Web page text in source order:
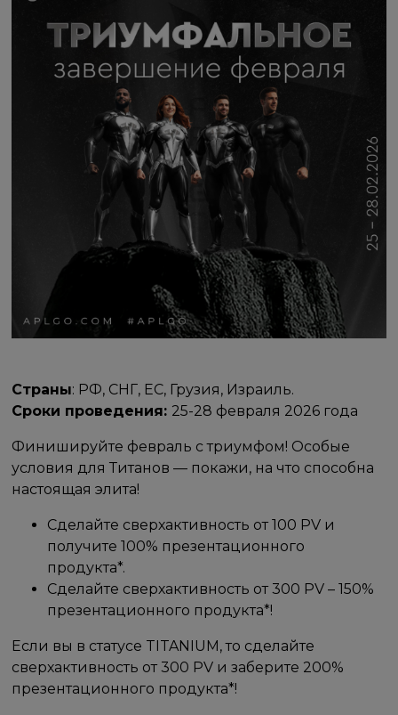
Страны: РФ, СНГ, ЕС, Грузия, Израиль.
Сроки проведения: 25-28 февраля 2026 года
Финишируйте февраль с триумфом! Особые
условия для Титанов — покажи, на что способна
настоящая элита!
Сделайте сверхактивность от 100 PV и
получите 100% презентационного
продукта*.
Сделайте сверхактивность от 300 PV – 150%
презентационного продукта*!
Если вы в статусе TITANIUM, то сделайте
сверхактивность от 300 PV и заберите 200%
презентационного продукта*!